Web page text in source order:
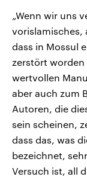
„Wenn wir uns
vorislamisches,
dass in Mossul
zerstört worden
wertvollen
aber auch zum
Autoren, die
sein scheinen,
dass das, was
bezeichnet,
Versuch ist, all